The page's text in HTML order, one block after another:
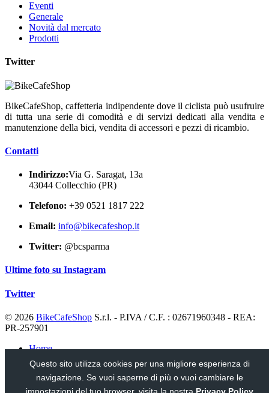
Eventi
Generale
Novità dal mercato
Prodotti
Twitter
BikeCafeShop, caffetteria indipendente dove il ciclista può usufruire
di tutta una serie di comodità e di servizi dedicati alla vendita e
manutenzione della bici, vendita di accessori e pezzi di ricambio.
Contatti
Indirizzo:Via G. Saragat, 13a
43044 Collecchio (PR)
Telefono: +39 0521 1817 222
Email: info@bikecafeshop.it
Twitter: @bcsparma
Ultime foto su Instagram
Twitter
© 2026 BikeCafeShop S.r.l. - P.IVA / C.F. : 02671960348 - REA:
PR-257901
Home
Notizie
Usato
Privacy
Questo sito utilizza cookies per una migliore esperienza di
navigazione. Se vuoi saperne di più o vuoi cambiare le